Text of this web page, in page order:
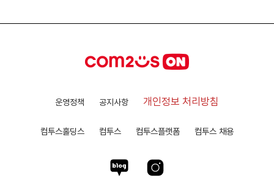
운영정책 공지사항 개인정보 처리방침
컴투스홀딩스 컴투스 컴투스플랫폼 컴투스 채용